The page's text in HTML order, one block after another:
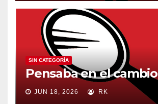
SIN CATEGORÍA
Pensaba en el cambio
JUN 18, 2026 RK